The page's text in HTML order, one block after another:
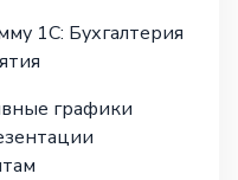
1С: Бухгалтерия
графики